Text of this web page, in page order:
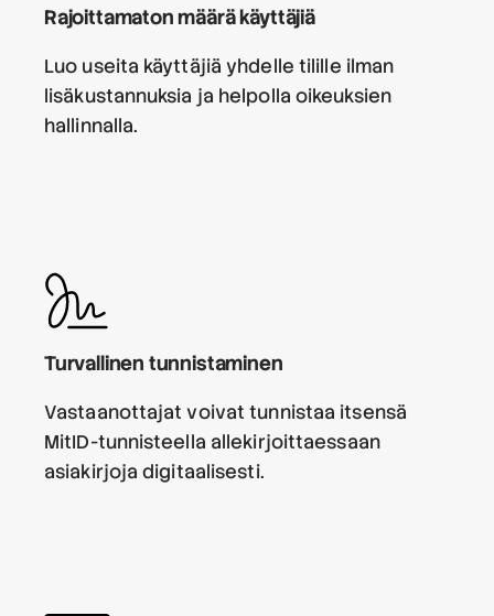
Rajoittamaton määrä käyttäjiä
Luo useita käyttäjiä yhdelle tilille ilman
lisäkustannuksia ja helpolla oikeuksien
hallinnalla.
Turvallinen tunnistaminen
Vastaanottajat voivat tunnistaa itsensä
MitID-tunnisteella allekirjoittaessaan
asiakirjoja digitaalisesti.